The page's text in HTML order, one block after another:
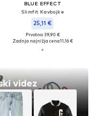
videz
BLUE EFFECT
Slimfit Kavbojke
25,11 €
Prvotno: 39,90 €
Zadnja najnižja cena11,16 €